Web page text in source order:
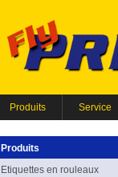
Produits Service
Produits
Etiquettes en rouleaux